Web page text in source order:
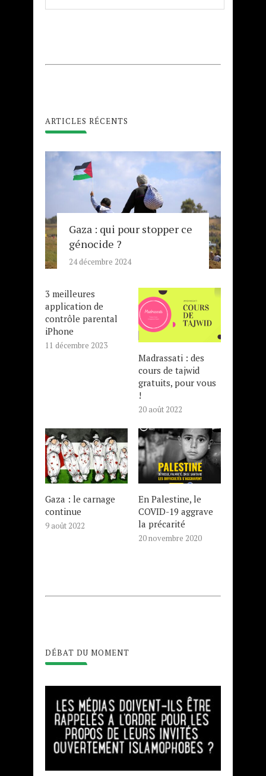
ARTICLES RÉCENTS
Gaza : qui pour stopper ce
génocide ?
24 décembre 2024
3 meilleures
application de
contrôle parental
iPhone
11 décembre 2023
Madrassati : des
cours de tajwid
gratuits, pour vous
!
20 août 2022
Gaza : le carnage
continue
9 août 2022
En Palestine, le
COVID-19 aggrave
la précarité
20 novembre 2020
DÉBAT DU MOMENT